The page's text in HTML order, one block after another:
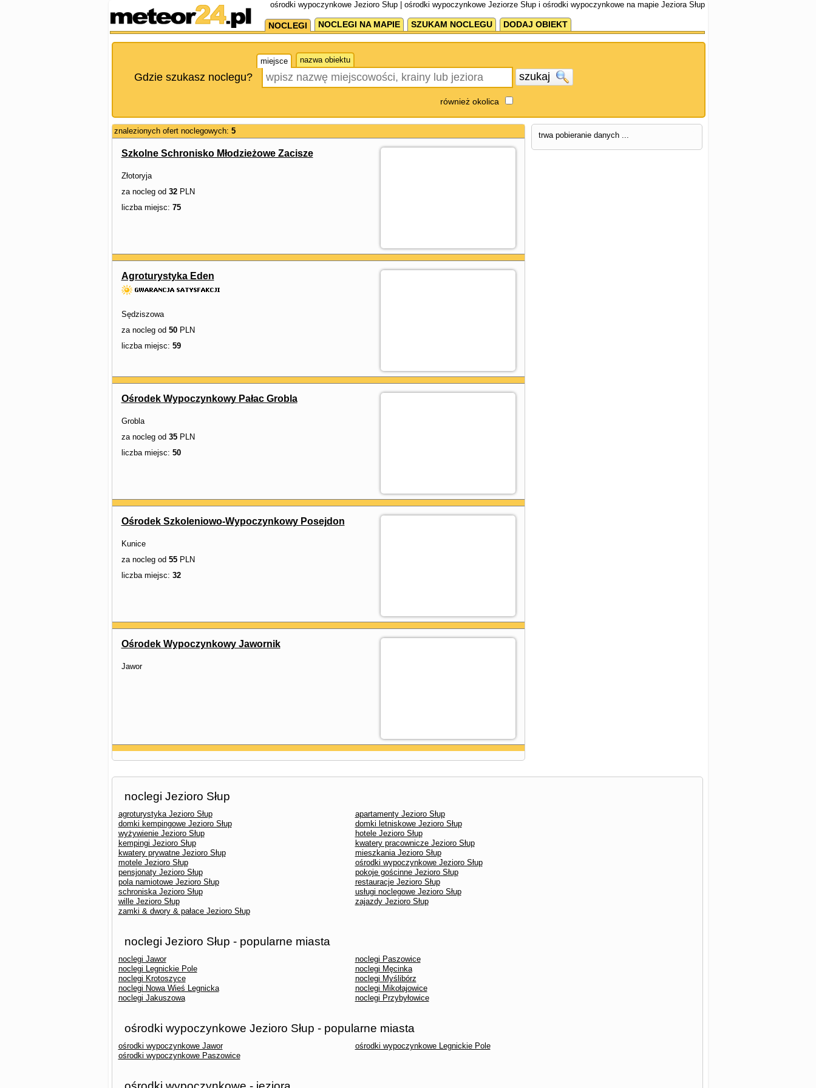
ośrodki wypoczynkowe Jezioro Słup | ośrodki wypoczynkowe Jeziorze Słup i ośrodki wypoczynkowe na mapie Jeziora Słup
NOCLEGI NOCLEGI NA MAPIE SZUKAM NOCLEGU DODAJ OBIEKT
miejsce nazwa obiektu
Gdzie szukasz noclegu? szukaj
również okolica
znalezionych ofert noclegowych: 5
Szkolne Schronisko Młodzieżowe Zacisze
Złotoryja
za nocleg od 32PLN
liczba miejsc: 75
Agroturystyka Eden
Sędziszowa
za nocleg od 50PLN
liczba miejsc: 59
Ośrodek Wypoczynkowy Pałac Grobla
Grobla
za nocleg od 35PLN
liczba miejsc: 50
Ośrodek Szkoleniowo-Wypoczynkowy Posejdon
Kunice
za nocleg od 55PLN
liczba miejsc: 32
Ośrodek Wypoczynkowy Jawornik
Jawor
trwa pobieranie danych ...
noclegi Jezioro Słup
agroturystyka Jezioro Słup
apartamenty Jezioro Słup
domki kempingowe Jezioro Słup
domki letniskowe Jezioro Słup
wyżywienie Jezioro Słup
hotele Jezioro Słup
kempingi Jezioro Słup
kwatery pracownicze Jezioro Słup
kwatery prywatne Jezioro Słup
mieszkania Jezioro Słup
motele Jezioro Słup
ośrodki wypoczynkowe Jezioro Słup
pensjonaty Jezioro Słup
pokoje gościnne Jezioro Słup
pola namiotowe Jezioro Słup
restauracje Jezioro Słup
schroniska Jezioro Słup
usługi noclegowe Jezioro Słup
wille Jezioro Słup
zajazdy Jezioro Słup
zamki & dwory & pałace Jezioro Słup
noclegi Jezioro Słup - popularne miasta
noclegi Jawor
noclegi Paszowice
noclegi Legnickie Pole
noclegi Męcinka
noclegi Krotoszyce
noclegi Myślibórz
noclegi Nowa Wieś Legnicka
noclegi Mikołajowice
noclegi Jakuszowa
noclegi Przybyłowice
ośrodki wypoczynkowe Jezioro Słup - popularne miasta
ośrodki wypoczynkowe Jawor
ośrodki wypoczynkowe Legnickie Pole
ośrodki wypoczynkowe Paszowice